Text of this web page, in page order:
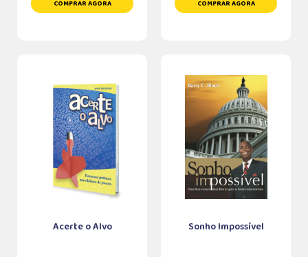
COMPRAR AGORA COMPRAR AGORA
Acerte o Alvo Sonho Impossível